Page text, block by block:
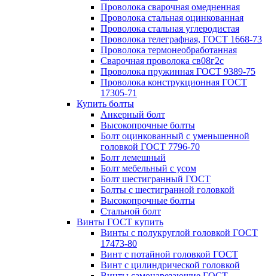
Проволока сварочная омедненная
Проволока стальная оцинкованная
Проволока стальная углеродистая
Проволока телеграфная, ГОСТ 1668-73
Проволока термонеобработанная
Сварочная проволока св08г2с
Проволока пружинная ГОСТ 9389-75
Проволока конструкционная ГОСТ
17305-71
Купить болты
Анкерный болт
Высокопрочные болты
Болт оцинкованный с уменьшенной
головкой ГОСТ 7796-70
Болт лемешный
Болт мебельный с усом
Болт шестигранный ГОСТ
Болты с шестигранной головкой
Высокопрочные болты
Стальной болт
Винты ГОСТ купить
Винты с полукруглой головкой ГОСТ
17473-80
Винт с потайной головкой ГОСТ
Винт с цилиндрической головкой